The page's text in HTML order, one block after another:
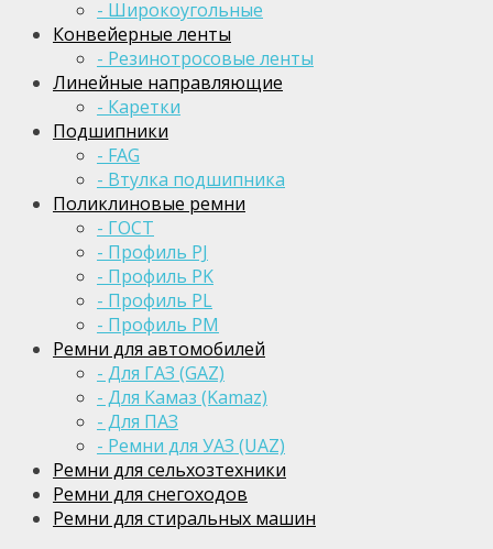
- Широкоугольные
Конвейерные ленты
- Резинотросовые ленты
Линейные направляющие
- Каретки
Подшипники
- FAG
- Втулка подшипника
Поликлиновые ремни
- ГОСТ
- Профиль PJ
- Профиль PK
- Профиль PL
- Профиль PM
Ремни для автомобилей
- Для ГАЗ (GAZ)
- Для Камаз (Kamaz)
- Для ПАЗ
- Ремни для УАЗ (UAZ)
Ремни для сельхозтехники
Ремни для снегоходов
Ремни для стиральных машин